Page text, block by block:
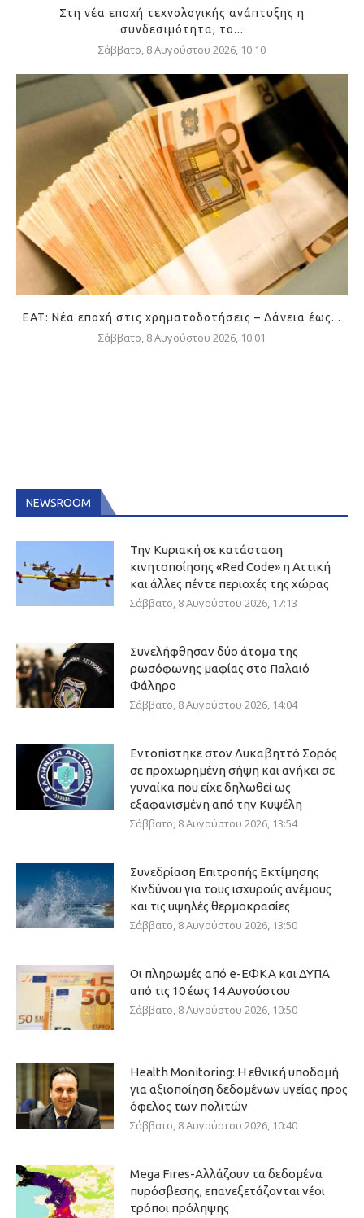
Στη νέα εποχή τεχνολογικής ανάπτυξης η
συνδεσιμότητα, το...
Σάββατο, 8 Αυγούστου 2026, 10:10
ΕΑΤ: Νέα εποχή στις χρηματοδοτήσεις – Δάνεια έως...
Σάββατο, 8 Αυγούστου 2026, 10:01
NEWSROOM
Την Κυριακή σε κατάσταση
κινητοποίησης «Red Code» η Αττική
και άλλες πέντε περιοχές της χώρας
Σάββατο, 8 Αυγούστου 2026, 17:13
Συνελήφθησαν δύο άτομα της
ρωσόφωνης μαφίας στο Παλαιό
Φάληρο
Σάββατο, 8 Αυγούστου 2026, 14:04
Εντοπίστηκε στον Λυκαβηττό Σορός
σε προχωρημένη σήψη και ανήκει σε
γυναίκα που είχε δηλωθεί ως
εξαφανισμένη από την Κυψέλη
Σάββατο, 8 Αυγούστου 2026, 13:54
Συνεδρίαση Επιτροπής Εκτίμησης
Κινδύνου για τους ισχυρούς ανέμους
και τις υψηλές θερμοκρασίες
Σάββατο, 8 Αυγούστου 2026, 13:50
Οι πληρωμές από e-ΕΦΚΑ και ΔΥΠΑ
από τις 10 έως 14 Αυγούστου
Σάββατο, 8 Αυγούστου 2026, 10:50
Health Monitoring: Η εθνική υποδομή
για αξιοποίηση δεδομένων υγείας προς
όφελος των πολιτών
Σάββατο, 8 Αυγούστου 2026, 10:40
Mega Fires-Αλλάζουν τα δεδομένα
πυρόσβεσης, επανεξετάζονται νέοι
τρόποι πρόληψης